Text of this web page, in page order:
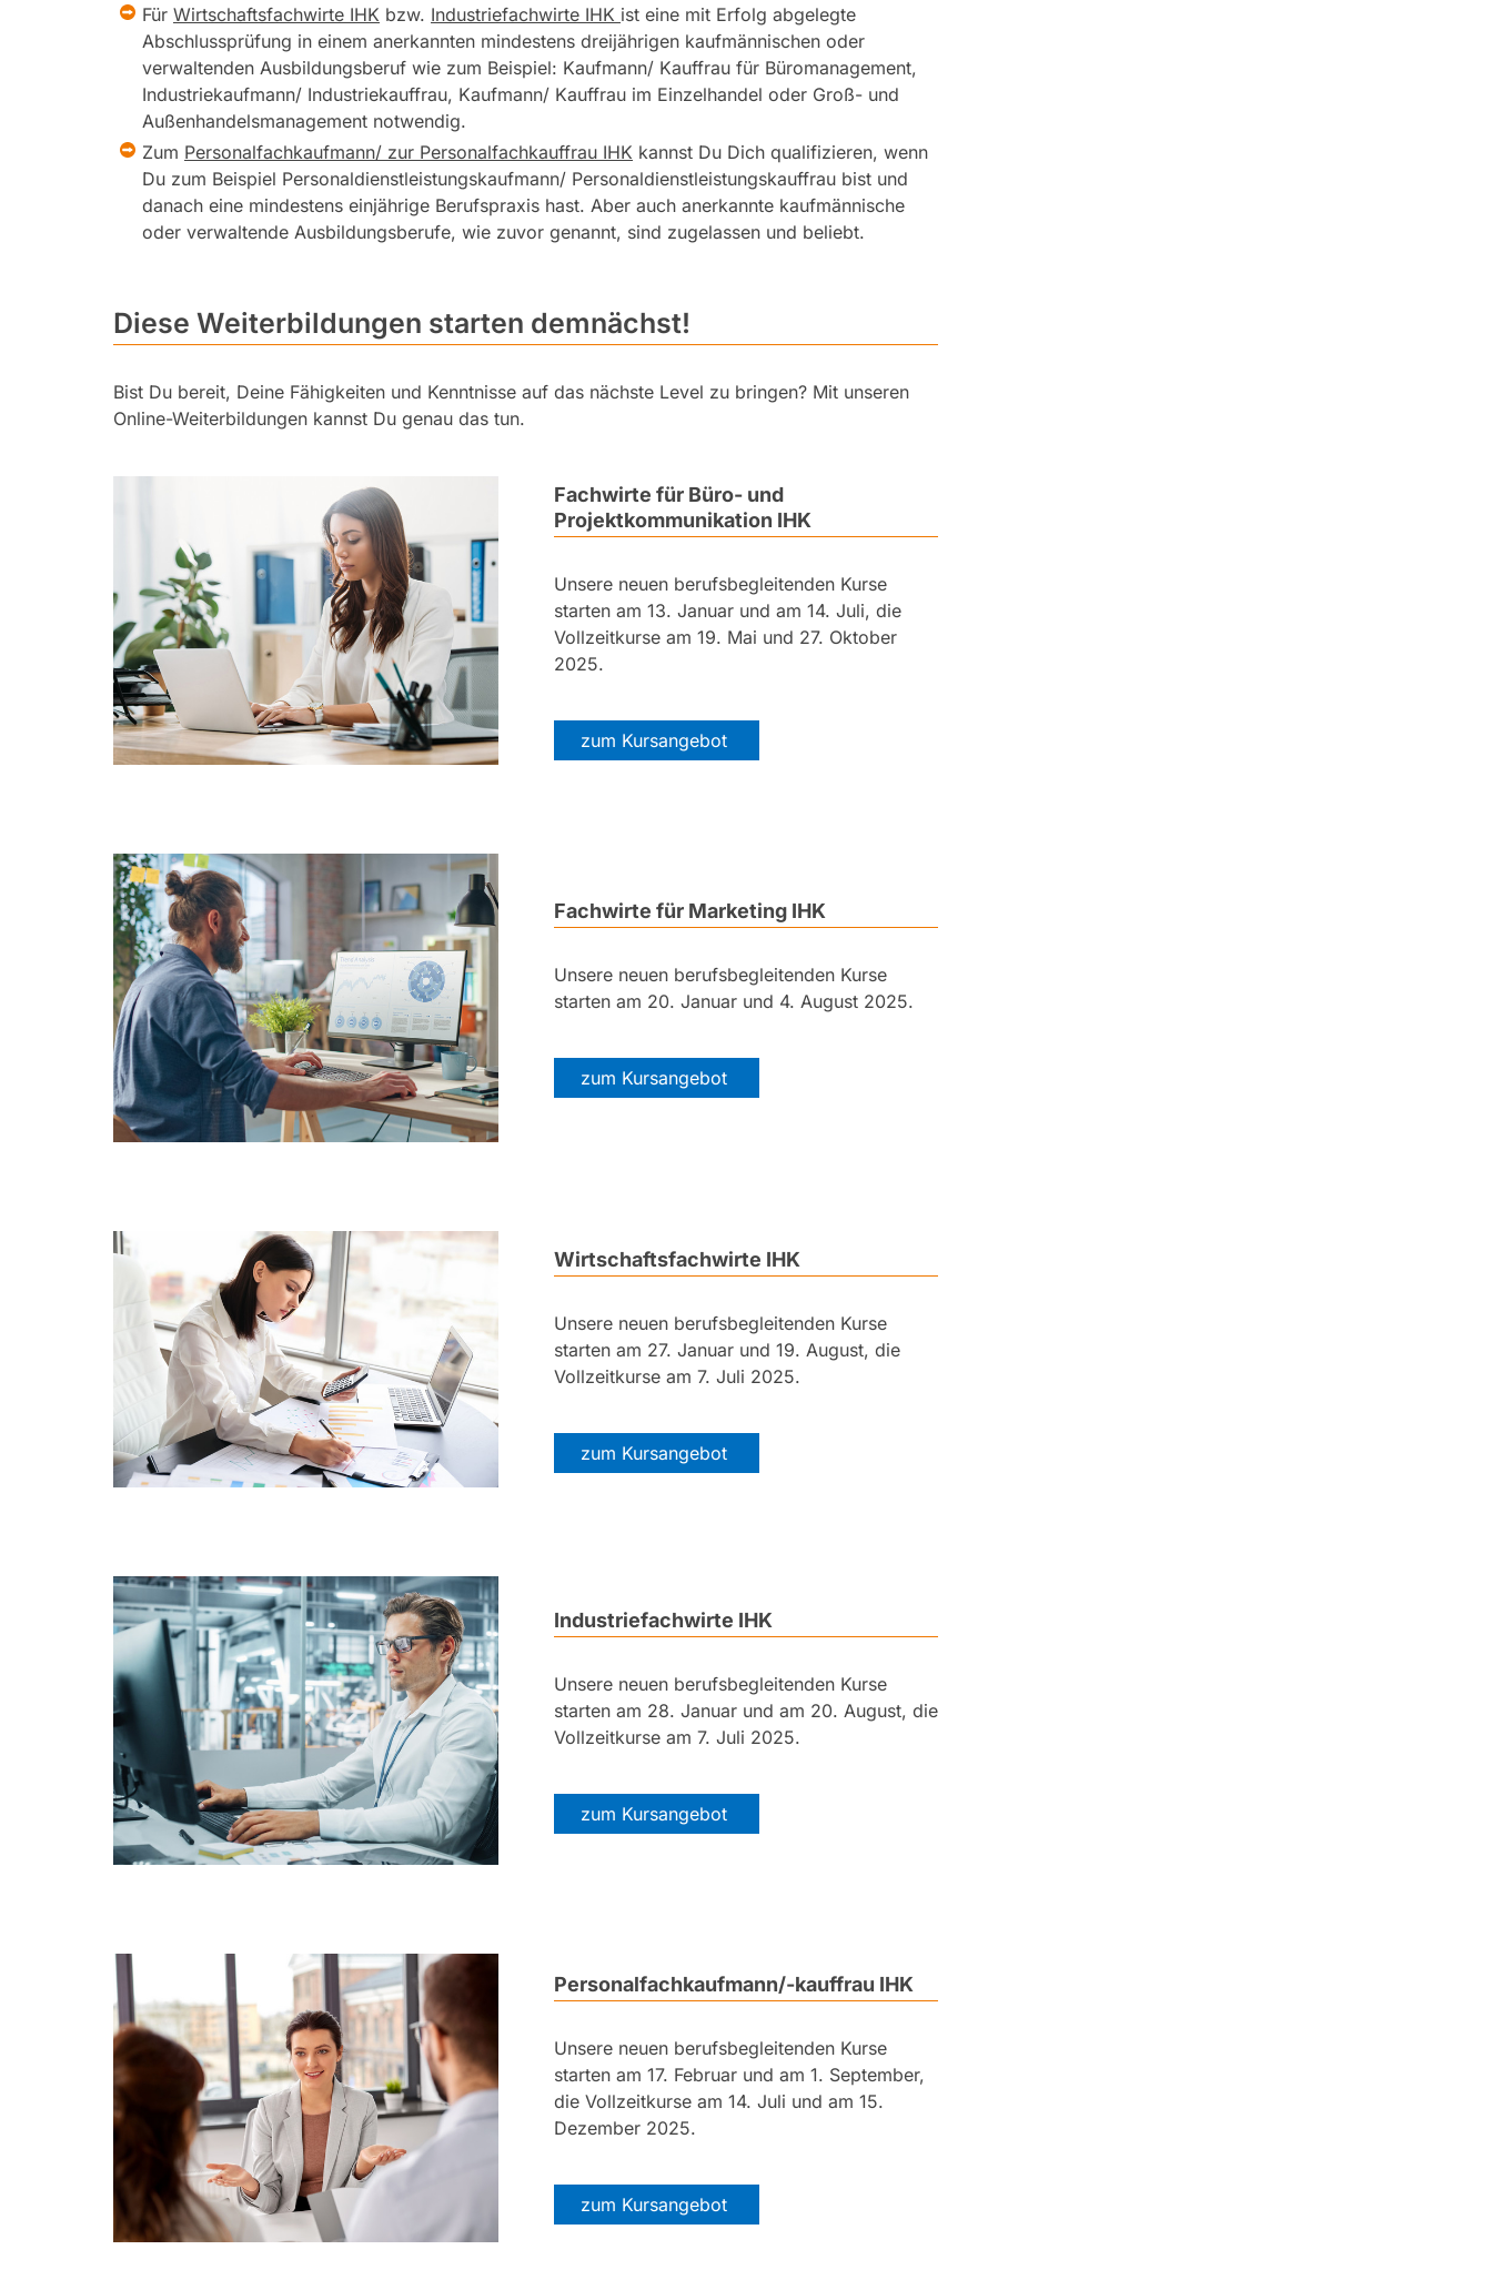
Für Wirtschaftsfachwirte IHK bzw. Industriefachwirte IHK ist eine mit Erfolg abgelegte
Abschlussprüfung in einem anerkannten mindestens dreijährigen kaufmännischen oder
verwaltenden Ausbildungsberuf wie zum Beispiel: Kaufmann/ Kauffrau für Büromanagement,
Industriekaufmann/ Industriekauffrau, Kaufmann/ Kauffrau im Einzelhandel oder Groß- und
Außenhandelsmanagement notwendig.
Zum Personalfachkaufmann/ zur Personalfachkauffrau IHK kannst Du Dich qualifizieren, wenn
Du zum Beispiel Personaldienstleistungskaufmann/ Personaldienstleistungskauffrau bist und
danach eine mindestens einjährige Berufspraxis hast. Aber auch anerkannte kaufmännische
oder verwaltende Ausbildungsberufe, wie zuvor genannt, sind zugelassen und beliebt.
Diese Weiterbildungen starten demnächst!
Bist Du bereit, Deine Fähigkeiten und Kenntnisse auf das nächste Level zu bringen? Mit unseren
Online-Weiterbildungen kannst Du genau das tun.
Fachwirte für Büro- und
Projektkommunikation IHK
Unsere neuen berufsbegleitenden Kurse
starten am 13. Januar und am 14. Juli, die
Vollzeitkurse am 19. Mai und 27. Oktober
2025.
zum Kursangebot
Fachwirte für Marketing IHK
Unsere neuen berufsbegleitenden Kurse
starten am 20. Januar und 4. August 2025.
zum Kursangebot
Wirtschaftsfachwirte IHK
Unsere neuen berufsbegleitenden Kurse
starten am 27. Januar und 19. August, die
Vollzeitkurse am 7. Juli 2025.
zum Kursangebot
Industriefachwirte IHK
Unsere neuen berufsbegleitenden Kurse
starten am 28. Januar und am 20. August, die
Vollzeitkurse am 7. Juli 2025.
zum Kursangebot
Personalfachkaufmann/-kauffrau IHK
Unsere neuen berufsbegleitenden Kurse
starten am 17. Februar und am 1. September,
die Vollzeitkurse am 14. Juli und am 15.
Dezember 2025.
zum Kursangebot